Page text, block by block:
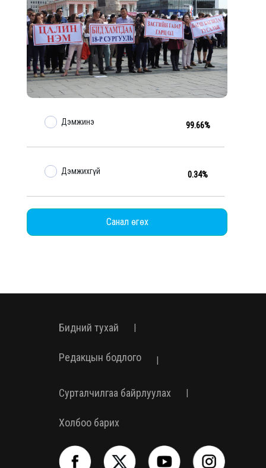
Дэмжинэ 99.66%
Дэмжихгүй 0.34%
Санал өгөх
Бидний тухай
Редакцын бодлого
Сурталчилгаа байрлуулах
Холбоо барих